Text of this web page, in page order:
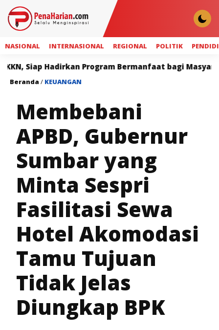
NASIONAL INTERNASIONAL REGIONAL POLITIK
Program Bermanfaat bagi Masyarakat Duduak
Beranda / KEUANGAN
Membebani
APBD, Gubernur
Sumbar yang
Minta Sespri
Fasilitasi Sewa
Hotel Akomodasi
Tamu Tujuan
Tidak Jelas
Diungkap BPK